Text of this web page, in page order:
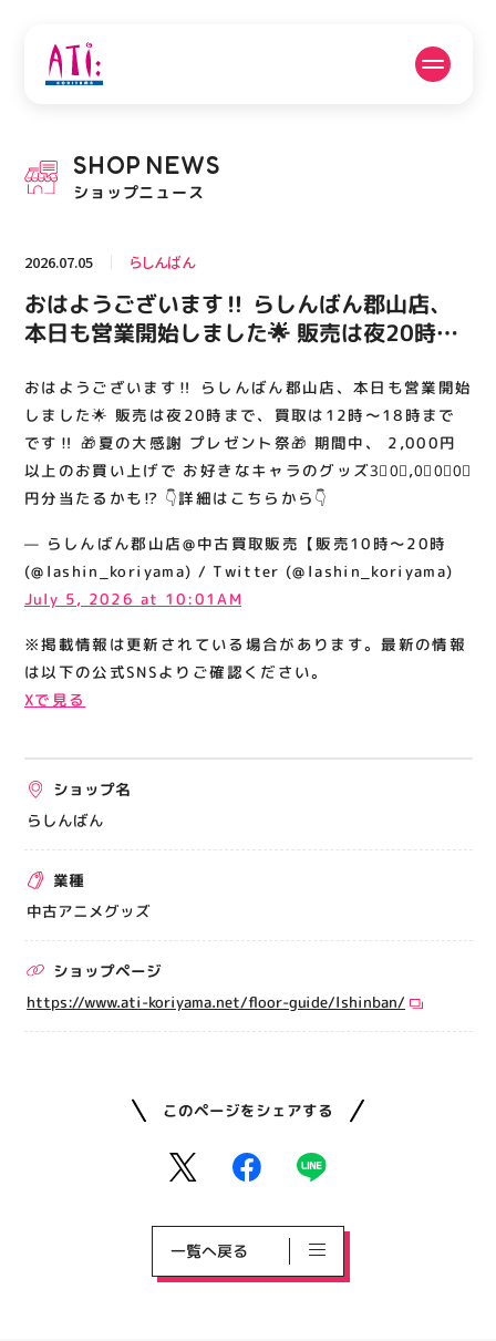
PICK UP NEWS
ピックアップニュース
フロアガイド 営業時間
ACCESS
アクセス・駐車場
RECRUIT
スタッフ募集
関連情報
お知らせ
お問い合わせ
サイトポリシー
運営会社
出店をご検討の方へ
催事出店募集
アティビジョンについて
SHOP NEWS
ショップニュース
2026.07.05 らしんばん
おはようございます‼️ らしんばん郡山店、
本日も営業開始しました🌟 販売は夜20時ま
感謝 プレゼント祭🎁 期間中、 2,000円以上
のお買い上げで お好きなキャラのグッズ
3⃣0⃣,0⃣0⃣0⃣円分当たるかも⁉️ 👇詳細はこち
らから👇
おはようございます‼️ らしんばん郡山店、本日も営業開始
しました🌟 販売は夜20時まで、買取は12時～18時まで
です‼️ 🎁夏の大感謝 プレゼント祭🎁 期間中、 2,000円
以上のお買い上げで お好きなキャラのグッズ3⃣0⃣,0⃣0⃣0⃣
円分当たるかも⁉️ 👇詳細はこちらから👇
— らしんばん郡山店@中古買取販売【販売10時～20時
(@lashin_koriyama) / Twitter (@lashin_koriyama)
July 5, 2026 at 10:01AM
※掲載情報は更新されている場合があります。最新の情報
は以下の公式SNSよりご確認ください。
Xで見る
ショップ名
らしんばん
業種
中古アニメグッズ
ショップページ
https://www.ati-koriyama.net/floor-guide/lshinban/
このページをシェアする
一覧へ戻る